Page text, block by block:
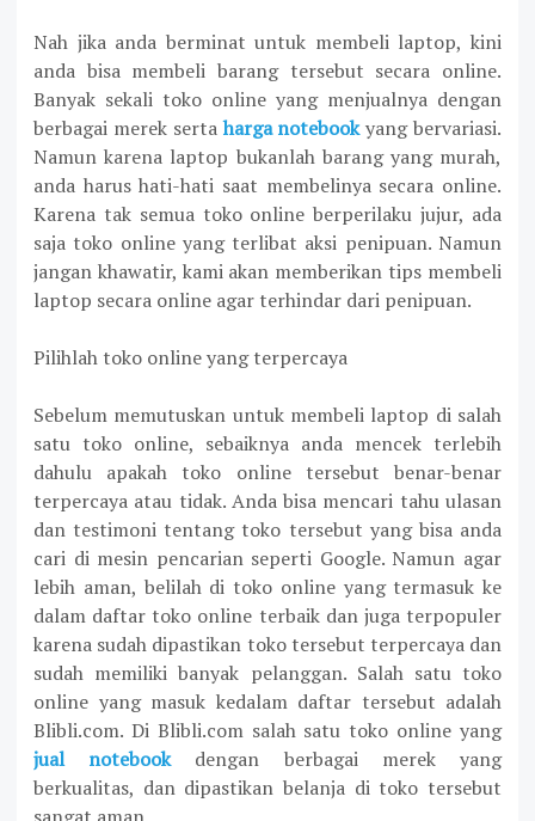
Nah jika anda berminat untuk membeli laptop, kini
anda bisa membeli barang tersebut secara online.
Banyak sekali toko online yang menjualnya dengan
berbagai merek sertaharga notebookyang bervariasi.
Namun karena laptop bukanlah barang yang murah,
anda harus hati-hati saat membelinya secara online.
Karena tak semua toko online berperilaku jujur, ada
saja toko online yang terlibat aksi penipuan. Namun
jangan khawatir, kami akan memberikan tips membeli
laptop secara online agar terhindar dari penipuan.
Pilihlah toko online yang terpercaya
Sebelum memutuskan untuk membeli laptop di salah
satu toko online, sebaiknya anda mencek terlebih
dahulu apakah toko online tersebut benar-benar
terpercaya atau tidak. Anda bisa mencari tahu ulasan
dan testimoni tentang toko tersebut yang bisa anda
cari di mesin pencarian seperti Google. Namun agar
lebih aman, belilah di toko online yang termasuk ke
dalam daftar toko online terbaik dan juga terpopuler
karena sudah dipastikan toko tersebut terpercaya dan
sudah memiliki banyak pelanggan. Salah satu toko
online yang masuk kedalam daftar tersebut adalah
Blibli.com. Di Blibli.com salah satu toko online yang
jual notebookdengan berbagai merek yang
berkualitas, dan dipastikan belanja di toko tersebut